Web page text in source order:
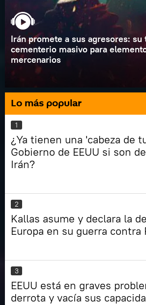
Irán promete a sus agresores: su
cementerio masivo para
mercenarios
Lo más popular
1
¿Ya tienen una 'cabeza de
Gobierno de EEUU si son
Irán?
2
Kallas asume y declara la
Europa en su guerra contra
3
EEUU está en graves
derrota y vacía sus